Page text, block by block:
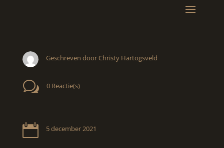
Geschreven door Christy Hartogsveld
w 0 Reactie(s)
 5 december 2021